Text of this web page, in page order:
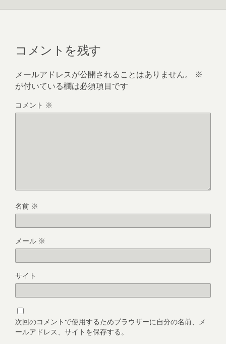
コメントを残す
メールアドレスが公開されることはありません。
※
が付いている欄は必須項目です
コメント ※
名前 ※
メール ※
サイト
次回のコメントで使用するためブラウザーに自分の名前、メ
ールアドレス、サイトを保存する。